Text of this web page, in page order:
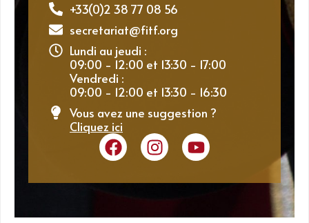
+33(0)2 38 77 08 56
secretariat@fitf.org
Lundi au jeudi :
09:00 - 12:00 et 13:30 - 17:00
Vendredi :
09:00 - 12:00 et 13:30 - 16:30
Vous avez une suggestion ?
Cliquez ici